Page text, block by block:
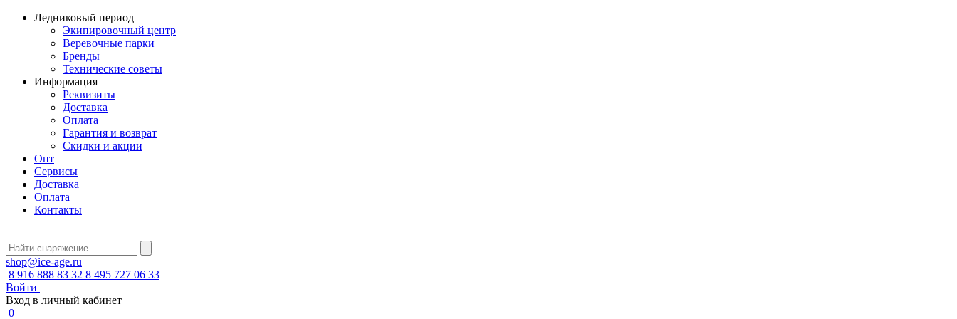
Ледниковый период
Экипировочный центр
Веревочные парки
Бренды
Технические советы
Информация
Реквизиты
Доставка
Оплата
Гарантия и возврат
Скидки и акции
Опт
Сервисы
Доставка
Оплата
Контакты
shop@ice-age.ru
8 916 888 83 32 8 495 727 06 33
Войти
Вход в личный кабинет
0